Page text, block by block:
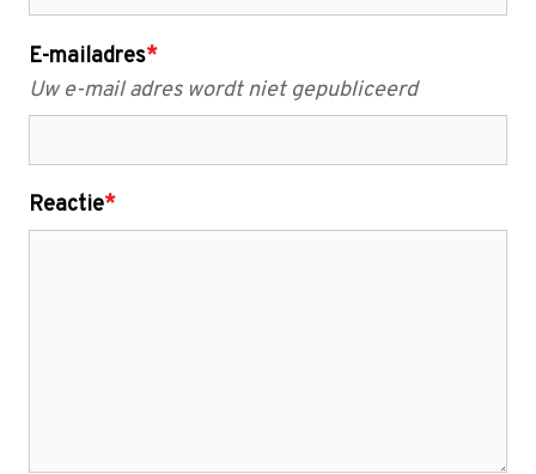
E-mailadres*
Uw e-mail adres wordt niet gepubliceerd
Reactie*